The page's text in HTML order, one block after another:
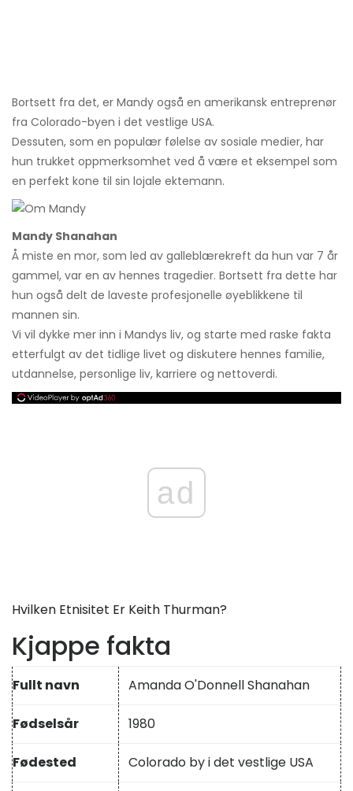
Bortsett fra det, er Mandy også en amerikansk entreprenør
fra Colorado-byen i det vestlige USA.
Dessuten, som en populær følelse av sosiale medier, har
hun trukket oppmerksomhet ved å være et eksempel som
en perfekt kone til sin lojale ektemann.
Mandy Shanahan
Å miste en mor, som led av galleblærekreft da hun var 7 år
gammel, var en av hennes tragedier. Bortsett fra dette har
hun også delt de laveste profesjonelle øyeblikkene til
mannen sin.
Vi vil dykke mer inn i Mandys liv, og starte med raske fakta
etterfulgt av det tidlige livet og diskutere hennes familie,
utdannelse, personlige liv, karriere og nettoverdi.
ad
Hvilken Etnisitet Er Keith Thurman?
Kjappe fakta
Fullt navn Amanda O'Donnell Shanahan
Fødselsår 1980
Fødested Colorado by i det vestlige USA